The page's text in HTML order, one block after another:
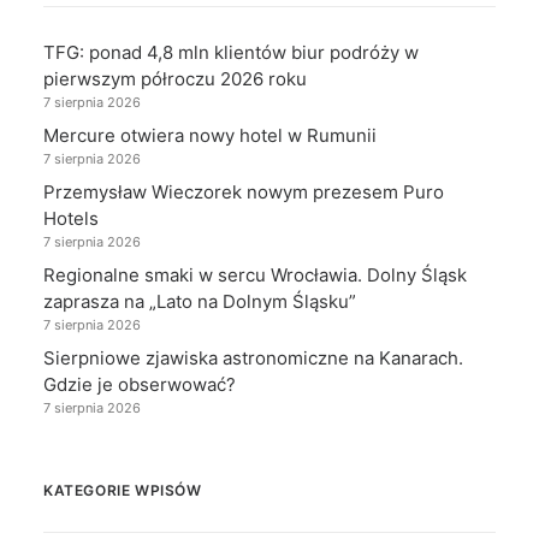
TFG: ponad 4,8 mln klientów biur podróży w
pierwszym półroczu 2026 roku
7 sierpnia 2026
Mercure otwiera nowy hotel w Rumunii
7 sierpnia 2026
Przemysław Wieczorek nowym prezesem Puro
Hotels
7 sierpnia 2026
Regionalne smaki w sercu Wrocławia. Dolny Śląsk
zaprasza na „Lato na Dolnym Śląsku”
7 sierpnia 2026
Sierpniowe zjawiska astronomiczne na Kanarach.
Gdzie je obserwować?
7 sierpnia 2026
KATEGORIE WPISÓW